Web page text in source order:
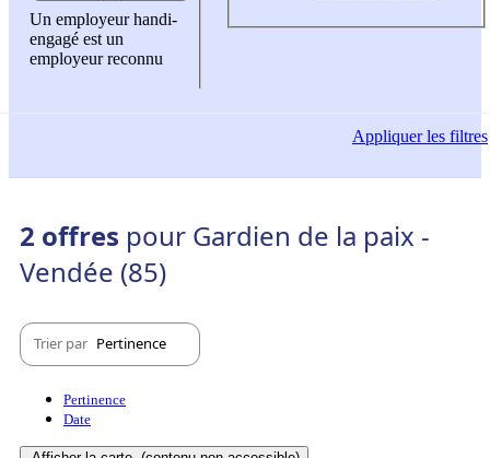
Un employeur handi-
engagé est un
employeur reconnu
Appliquerles filtres
2 offres pour Gardien de la paix -
Vendée (85)
Trier par Pertinence
Pertinence
Date